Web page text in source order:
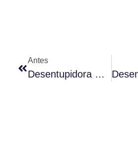
Antes
Desentupidora De Águas Pluviais Confiável Em São Paulo